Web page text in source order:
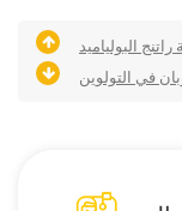
في التولوين